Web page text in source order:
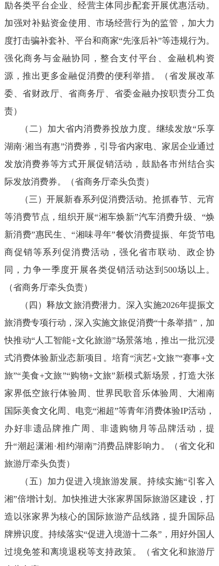
励各类平台企业、经营主体同步配套开展优惠活动。
加强对补贴资金使用、市场经营行为的监管，加大力
度打击骗补套补、平台和商家“先涨后补”等违规行为。
强化商务与金融协同，整合支付平台、金融机构资
源，推出更多金融促消费的便利举措。（省发展改革
委、省财政厅、省商务厅、省委金融办按职责分工负
责）
（二）加大省内消费券投放力度。继续发放“乐享
湖南·湘当有惠”消费券，引导省内家电、家居企业通过
发放消费券等方式开展促销活动，鼓励各市州结合实
际发放消费券。（省商务厅牵头负责）
（三）开展新春系列促消费活动。抢抓春节、元宵
等消费节点，组织开展“湘车焕新”汽车消费升级、“焕
新消费”惠民生、“湘味寻年”餐饮消费提振、年货节电
商促销等系列促消费活动，强化省市联动、政企协
同，力争一季度开展各类促销活动达到500场以上。
（省商务厅牵头负责）
（四）释放文旅消费潜力。深入实施2026年提振文
旅消费专项行动，深入实施文旅促消费“十条举措”，加
快推动“人工智能+文化旅游”场景落地，推出一批沉浸
式消费体验新业态新项目。培育“演艺+文旅”“赛事+文
旅”“美食+文旅”“购物+文旅”新模式新场景，打造大张
家界低空旅行体验周、世界民歌音乐体验周、大湘南
国际美食文化周、电竞“湘超”等青年消费体验IP活动，
办好非遗品牌推广周、非遗购物月等品牌活动，提
升“潮起潇湘·相约湖南”消费品牌影响力。（省文化和
旅游厅牵头负责）
（五）加力促进入境旅游发展。持续实施“引客入
湘”倍增计划。加快推进大张家界国际旅游区建设，打
造以张家界为核心的国际旅游产品线路，提升国际品
牌辨识度。持续落实“促进入境游十二条”，用好外国人
过境免签和离境退税等支持政策。（省文化和旅游厅